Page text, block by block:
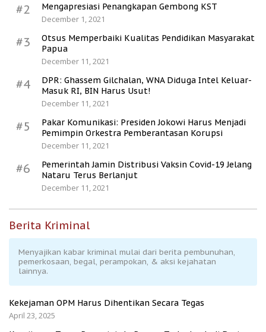
#2
Mengapresiasi Penangkapan Gembong KST
December 1, 2021
#3
Otsus Memperbaiki Kualitas Pendidikan Masyarakat
Papua
December 11, 2021
#4
DPR: Ghassem Gilchalan, WNA Diduga Intel Keluar-
Masuk RI, BIN Harus Usut!
December 11, 2021
#5
Pakar Komunikasi: Presiden Jokowi Harus Menjadi
Pemimpin Orkestra Pemberantasan Korupsi
December 11, 2021
#6
Pemerintah Jamin Distribusi Vaksin Covid-19 Jelang
Nataru Terus Berlanjut
December 11, 2021
Berita Kriminal
Menyajikan kabar kriminal mulai dari berita pembunuhan,
pemerkosaan, begal, perampokan, & aksi kejahatan
lainnya.
Kekejaman OPM Harus Dihentikan Secara Tegas
April 23, 2025